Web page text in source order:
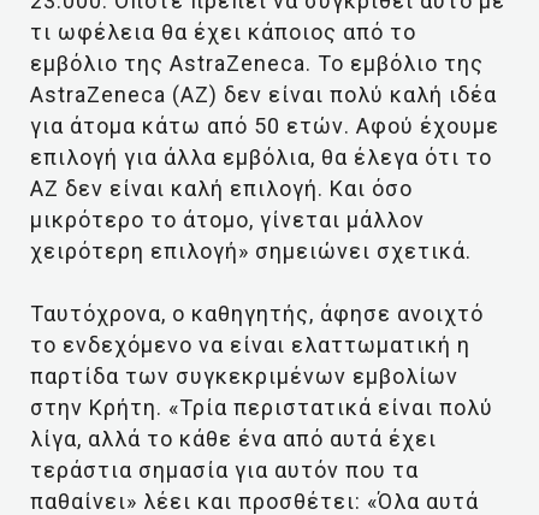
τι ωφέλεια θα έχει κάποιος από το
εμβόλιο της AstraZeneca. Το εμβόλιο της
AstraZeneca (ΑΖ) δεν είναι πολύ καλή ιδέα
για άτομα κάτω από 50 ετών. Αφού έχουμε
επιλογή για άλλα εμβόλια, θα έλεγα ότι το
ΑΖ δεν είναι καλή επιλογή. Και όσο
μικρότερο το άτομο, γίνεται μάλλον
χειρότερη επιλογή» σημειώνει σχετικά.
Ταυτόχρονα, ο καθηγητής, άφησε ανοιχτό
το ενδεχόμενο να είναι ελαττωματική η
παρτίδα των συγκεκριμένων εμβολίων
στην Κρήτη. «Τρία περιστατικά είναι πολύ
λίγα, αλλά το κάθε ένα από αυτά έχει
τεράστια σημασία για αυτόν που τα
παθαίνει» λέει και προσθέτει: «Όλα αυτά